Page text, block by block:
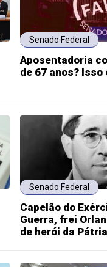
Senado Federal
Aposentadoria
de 67 anos? Isso
Senado Federal
Capelão do
Guerra, frei
de herói da Pátria